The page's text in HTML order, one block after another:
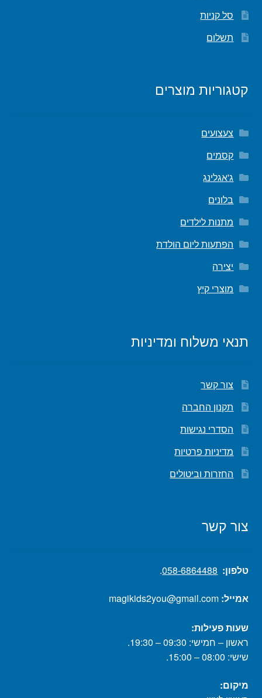
סל קניות
תשלום
קטגוריות מוצרים
צעצועים
קסמים
ג'אגלינג
בלונים
מתנות לילדים
הפתעות ליום הולדת
יצירה
מוצרי קיץ
תנאי משלוח ומדיניות
צור קשר
תקנון החברה
הסדרי נגישות
מדיניות פרטיות
החזרות וביטולים
צור קשר
טלפון: 058-6864488
.
אמייל:
שעות פעילות:
ראשון – חמישי: 09:30 – 19:30.
שישי: 08:00 – 15:00.
מיקום: